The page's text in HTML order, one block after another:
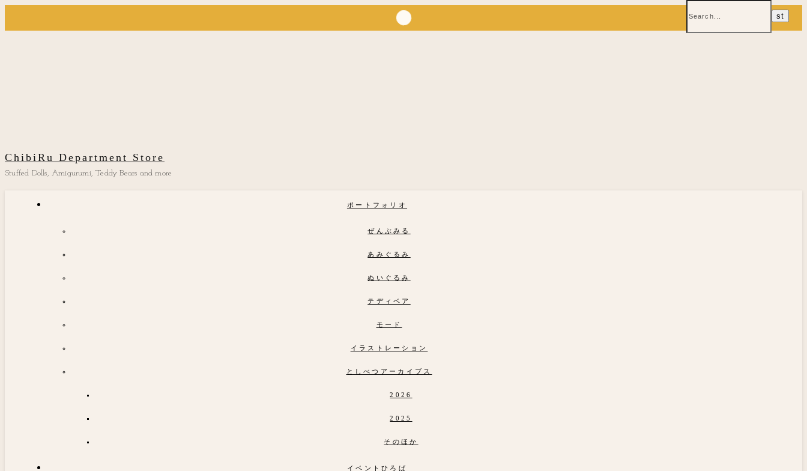
ChibiRu Department Store
Stuffed Dolls, Amigurumi, Teddy Bears and more
ポートフォリオ
ぜんぶみる
あみぐるみ
ぬいぐるみ
テディベア
モード
イラストレーション
としべつアーカイブス
2026
2025
そのほか
イベントひろば